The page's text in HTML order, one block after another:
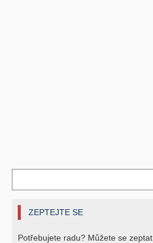
ZEPTEJTE SE
Potřebujete radu? Můžete se zeptat.